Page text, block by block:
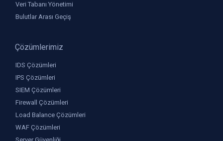
Veri Tabanı Yönetimi
Bulutlar Arası Geçiş
Çözümlerimiz
IDS Çözümleri
IPS Çözümleri
SIEM Çözümleri
Firewall Çözümleri
Load Balance Çözümleri
WAF Çözümleri